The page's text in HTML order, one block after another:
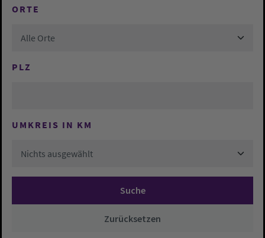
ORTE
Alle Orte
PLZ
UMKREIS IN KM
Nichts ausgewählt
Suche
Zurücksetzen